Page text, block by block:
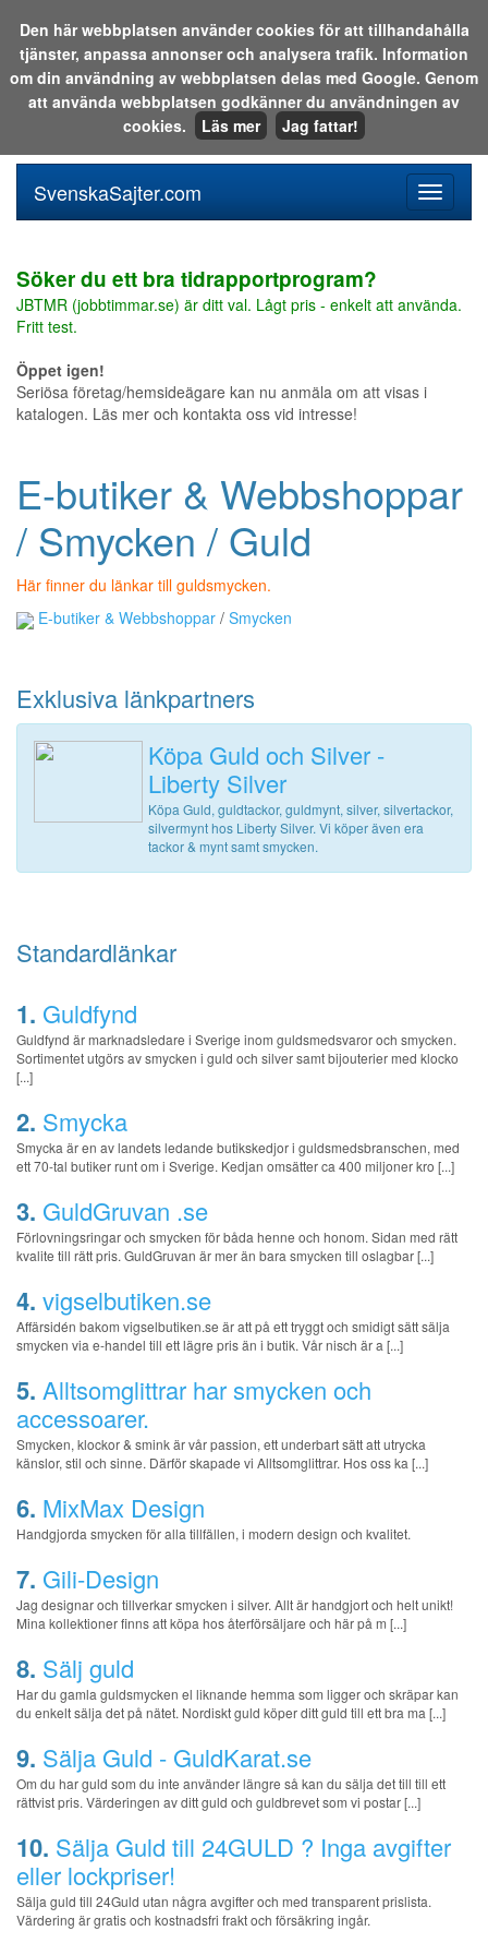
Sök i katalogen eller på webben:
meny
SvenskaSajter.com
Söker du ett bra tidrapportprogram?
JBTMR (jobbtimmar.se) är ditt val. Lågt pris - enkelt att använda.
Fritt test.
Öppet igen!
Seriösa företag/hemsideägare kan nu anmäla om att visas i
katalogen. Läs mer och kontakta oss vid intresse!
E-butiker & Webbshoppar
/ Smycken / Guld
Här finner du länkar till guldsmycken.
E-butiker & Webbshoppar / Smycken
Exklusiva länkpartners
Köpa Guld och Silver -
Liberty Silver
Köpa Guld, guldtackor, guldmynt, silver, silvertackor,
silvermynt hos Liberty Silver. Vi köper även era
tackor & mynt samt smycken.
Standardlänkar
1. Guldfynd
Guldfynd är marknadsledare i Sverige inom guldsmedsvaror och smycken.
Sortimentet utgörs av smycken i guld och silver samt bijouterier med klocko
[...]
2. Smycka
Smycka är en av landets ledande butikskedjor i guldsmedsbranschen, med
ett 70-tal butiker runt om i Sverige. Kedjan omsätter ca 400 miljoner kro [...]
3. GuldGruvan .se
Förlovningsringar och smycken för båda henne och honom. Sidan med rätt
kvalite till rätt pris. GuldGruvan är mer än bara smycken till oslagbar [...]
4. vigselbutiken.se
Affärsidén bakom vigselbutiken.se är att på ett tryggt och smidigt sätt sälja
smycken via e-handel till ett lägre pris än i butik. Vår nisch är a [...]
5. Alltsomglittrar har smycken och
accessoarer.
Smycken, klockor & smink är vår passion, ett underbart sätt att utrycka
känslor, stil och sinne. Därför skapade vi Alltsomglittrar. Hos oss ka [...]
6. MixMax Design
Handgjorda smycken för alla tillfällen, i modern design och kvalitet.
7. Gili-Design
Jag designar och tillverkar smycken i silver. Allt är handgjort och helt unikt!
Mina kollektioner finns att köpa hos återförsäljare och här på m [...]
8. Sälj guld
Har du gamla guldsmycken el liknande hemma som ligger och skräpar kan
du enkelt sälja det på nätet. Nordiskt guld köper ditt guld till ett bra ma [...]
9. Sälja Guld - GuldKarat.se
Om du har guld som du inte använder längre så kan du sälja det till till ett
rättvist pris. Värderingen av ditt guld och guldbrevet som vi postar [...]
10. Sälja Guld till 24GULD ? Inga avgifter
eller lockpriser!
Sälja guld till 24Guld utan några avgifter och med transparent prislista.
Värdering är gratis och kostnadsfri frakt och försäkring ingår.
Den här webbplatsen använder cookies för att tillhandahålla
tjänster, anpassa annonser och analysera trafik. Information
om din användning av webbplatsen delas med Google. Genom
att använda webbplatsen godkänner du användningen av
cookies.
Läs mer Jag fattar!